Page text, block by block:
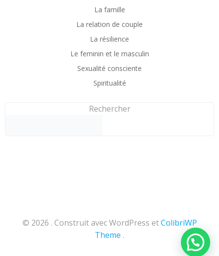
La famille
La relation de couple
La résilience
Le feminin et le masculin
Sexualité consciente
Spiritualité
Rechercher
© 2026 . Construit avec WordPress etColibriWP
Theme .